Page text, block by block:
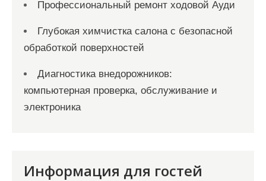
Профессиональный ремонт ходовой Ауди
Глубокая химчистка салона с безопасной
обработкой поверхностей
Диагностика внедорожников:
компьютерная проверка, обслуживание и
электроника
Информация для гостей